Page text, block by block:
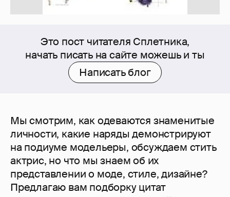
Это пост читателя Сплетника,
начать писать на сайте можешь и ты
Написать блог
Мы смотрим, как одеваются знаменитые
личности, какие наряды демонстрируют
на подиуме модельеры, обсуждаем стить
актрис, но что мы знаем об их
представлении о моде, стиле, дизайне?
Предлагаю вам подборку цитат